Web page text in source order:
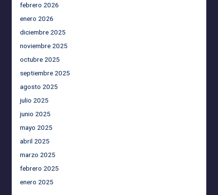
febrero 2026
enero 2026
diciembre 2025
noviembre 2025
octubre 2025
septiembre 2025
agosto 2025
julio 2025
junio 2025
mayo 2025
abril 2025
marzo 2025
febrero 2025
enero 2025